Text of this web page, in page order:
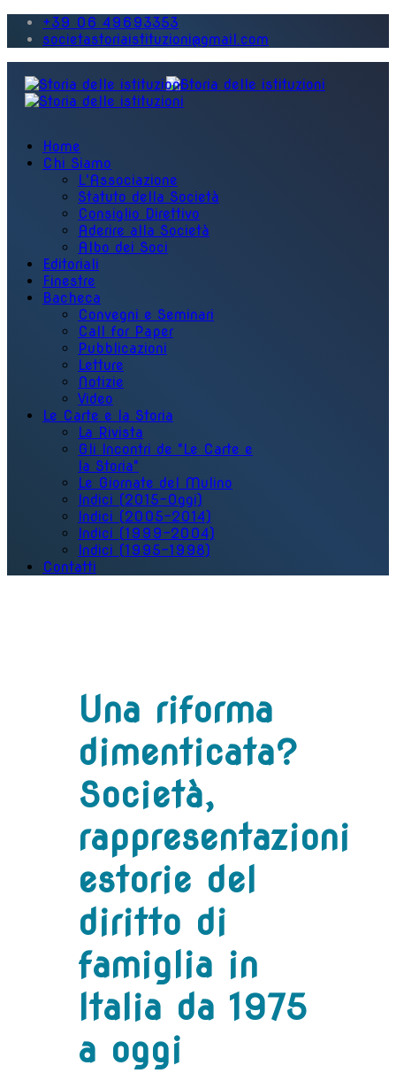
+39 06 49693353
societastoriaistituzioni@gmail.com
Home
Chi Siamo
L'Associazione
Statuto della Società
Consiglio Direttivo
Aderire alla Società
Albo dei Soci
Editoriali
Finestre
Bacheca
Convegni e Seminari
Call for Paper
Pubblicazioni
Letture
Notizie
Video
Le Carte e la Storia
La Rivista
Gli Incontri de "Le Carte e
la Storia"
Le Giornate del Mulino
Indici (2015-Oggi)
Indici (2005-2014)
Indici (1999-2004)
Indici (1995-1998)
Contatti
Una riforma
dimenticata?
Società,
rappresentazioni
estorie del
diritto di
famiglia in
Italia da 1975
a oggi